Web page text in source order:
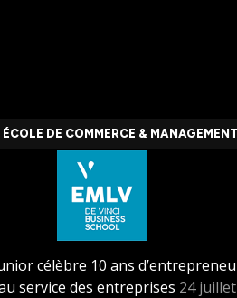
ÉCOLE DE COMMERCE & MANAGEMENT
célèbre 10 ans
service des entreprises 24 juillet